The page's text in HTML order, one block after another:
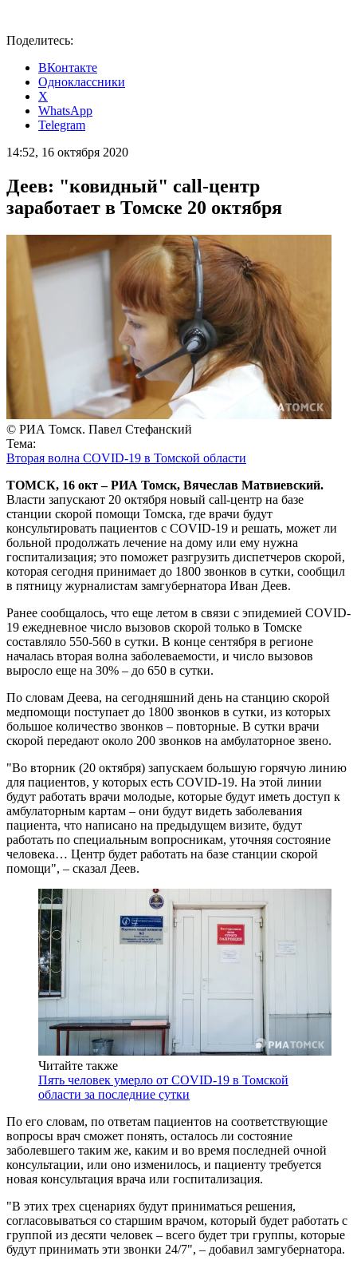
Поделитесь:
ВКонтакте
Одноклассники
X
WhatsApp
Telegram
14:52, 16 октября 2020
Деев: "ковидный" call-центр
заработает в Томске 20 октября
© РИА Томск. Павел Стефанский
Тема:
Вторая волна COVID-19 в Томской области
ТОМСК, 16 окт – РИА Томск, Вячеслав Матвиевский.
Власти запускают 20 октября новый call-центр на базе
станции скорой помощи Томска, где врачи будут
консультировать пациентов с COVID-19 и решать, может ли
больной продолжать лечение на дому или ему нужна
госпитализация; это поможет разгрузить диспетчеров скорой,
которая сегодня принимает до 1800 звонков в сутки, сообщил
в пятницу журналистам замгубернатора Иван Деев.
Ранее сообщалось, что еще летом в связи с эпидемией COVID-
19 ежедневное число вызовов скорой только в Томске
составляло 550-560 в сутки. В конце сентября в регионе
началась вторая волна заболеваемости, и число вызовов
выросло еще на 30% – до 650 в сутки.
По словам Деева, на сегодняшний день на станцию скорой
медпомощи поступает до 1800 звонков в сутки, из которых
большое количество звонков – повторные. В сутки врачи
скорой передают около 200 звонков на амбулаторное звено.
"Во вторник (20 октября) запускаем большую горячую линию
для пациентов, у которых есть COVID-19. На этой линии
будут работать врачи молодые, которые будут иметь доступ к
амбулаторным картам – они будут видеть заболевания
пациента, что написано на предыдущем визите, будут
работать по специальным вопросникам, уточняя состояние
человека… Центр будет работать на базе станции скорой
помощи", – сказал Деев.
Читайте также
Пять человек умерло от COVID-19 в Томской
области за последние сутки
По его словам, по ответам пациентов на соответствующие
вопросы врач сможет понять, осталось ли состояние
заболевшего таким же, каким и во время последней очной
консультации, или оно изменилось, и пациенту требуется
новая консультация врача или госпитализация.
"В этих трех сценариях будут приниматься решения,
согласовываться со старшим врачом, который будет работать с
группой из десяти человек – всего будет три группы, которые
будут принимать эти звонки 24/7", – добавил замгубернатора.